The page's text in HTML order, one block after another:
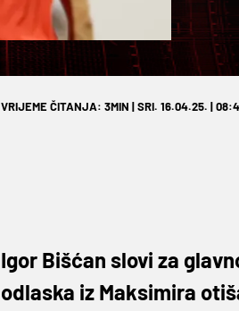
VRIJEME ČITANJA: 3MIN | SRI. 16.04.25. |
Igor Bišćan slovi za
odlaska iz Maksimira